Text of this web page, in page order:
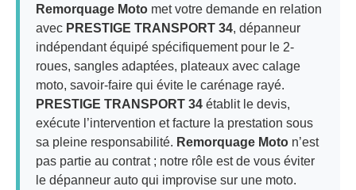
Remorquage Moto met votre demande en relation
avec PRESTIGE TRANSPORT 34, dépanneur
indépendant équipé spécifiquement pour le 2-
roues, sangles adaptées, plateaux avec calage
moto, savoir-faire qui évite le carénage rayé.
PRESTIGE TRANSPORT 34 établit le devis,
exécute l’intervention et facture la prestation sous
sa pleine responsabilité. Remorquage Moto n’est
pas partie au contrat ; notre rôle est de vous éviter
le dépanneur auto qui improvise sur une moto.